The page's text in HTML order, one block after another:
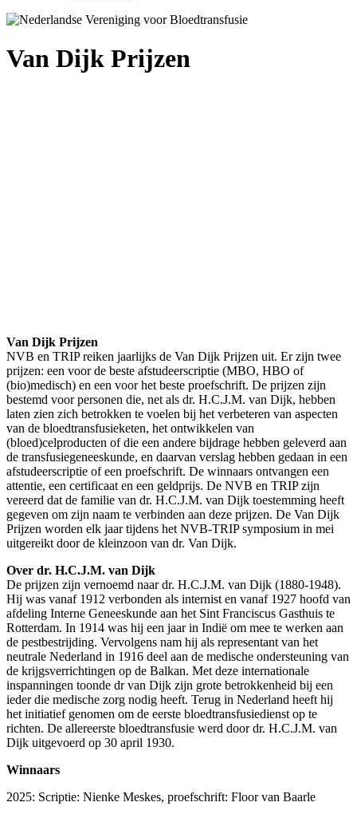
Van Dijk Prijzen
Van Dijk Prijzen
NVB en TRIP reiken jaarlijks de Van Dijk Prijzen uit. Er zijn twee
prijzen: een voor de beste afstudeerscriptie (MBO, HBO of
(bio)medisch) en een voor het beste proefschrift. De prijzen zijn
bestemd voor personen die, net als dr. H.C.J.M. van Dijk, hebben
laten zien zich betrokken te voelen bij het verbeteren van aspecten
van de bloedtransfusieketen, het ontwikkelen van
(bloed)celproducten of die een andere bijdrage hebben geleverd aan
de transfusiegeneeskunde, en daarvan verslag hebben gedaan in een
afstudeerscriptie of een proefschrift. De winnaars ontvangen een
attentie, een certificaat en een geldprijs. De NVB en TRIP zijn
vereerd dat de familie van dr. H.C.J.M. van Dijk toestemming heeft
gegeven om zijn naam te verbinden aan deze prijzen. De Van Dijk
Prijzen worden elk jaar tijdens het NVB-TRIP symposium in mei
uitgereikt door de kleinzoon van dr. Van Dijk.
Over dr. H.C.J.M. van Dijk
De prijzen zijn vernoemd naar dr. H.C.J.M. van Dijk (1880-1948).
Hij was vanaf 1912 verbonden als internist en vanaf 1927 hoofd van
afdeling Interne Geneeskunde aan het Sint Franciscus Gasthuis te
Rotterdam. In 1914 was hij een jaar in Indië om mee te werken aan
de pestbestrijding. Vervolgens nam hij als representant van het
neutrale Nederland in 1916 deel aan de medische ondersteuning van
de krijgsverrichtingen op de Balkan. Met deze internationale
inspanningen toonde dr van Dijk zijn grote betrokkenheid bij een
ieder die medische zorg nodig heeft. Terug in Nederland heeft hij
het initiatief genomen om de eerste bloedtransfusiedienst op te
richten. De allereerste bloedtransfusie werd door dr. H.C.J.M. van
Dijk uitgevoerd op 30 april 1930.
Winnaars
2025: Scriptie: Nienke Meskes, proefschrift: Floor van Baarle